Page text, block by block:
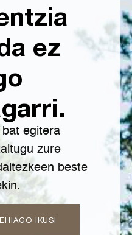
ez
egitera
zure
beste
IKUSI